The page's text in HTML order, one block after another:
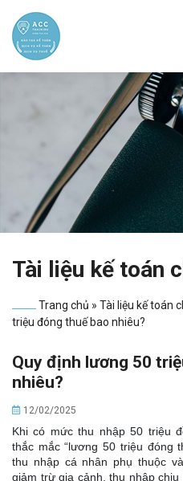
Tài liệu kế toán
Trang chủ » Tài liệu kế toán
triệu đóng thuế bao nhiêu?
Quy định lương 50
nhiêu?
12/02/2025
Khi có mức thu nhập 50 triệu
thắc mắc “lương 50 triệu đóng
thu nhập cá nhân phụ thuộc
giảm trừ gia cảnh, thu nhập